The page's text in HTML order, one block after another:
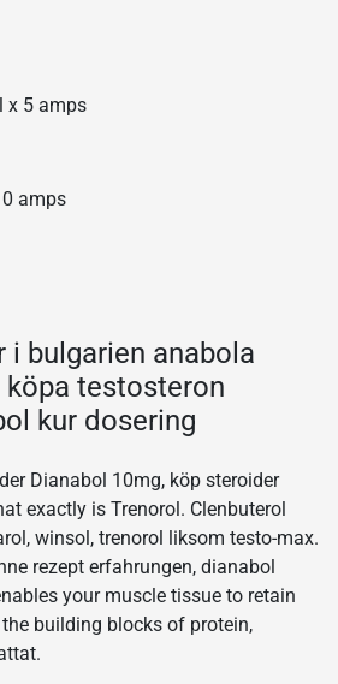
x 5 amps
amps
i bulgarien anabola
testosteron
kur dosering
Dianabol 10mg, köp steroider
exactly is Trenorol. Clenbuterol
winsol, trenorol liksom testo-max.
rezept erfahrungen, dianabol
your muscle tissue to retain
building blocks of protein,